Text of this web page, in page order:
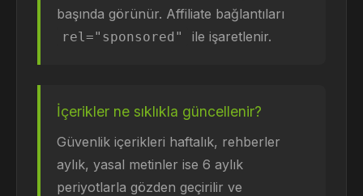
başında görünür. Affiliate bağlantıları
rel="sponsored" ile işaretlenir.
İçerikler ne sıklıkla güncellenir?
Güvenlik içerikleri haftalık, rehberler
aylık, yasal metinler ise 6 aylık
periyotlarla gözden geçirilir ve